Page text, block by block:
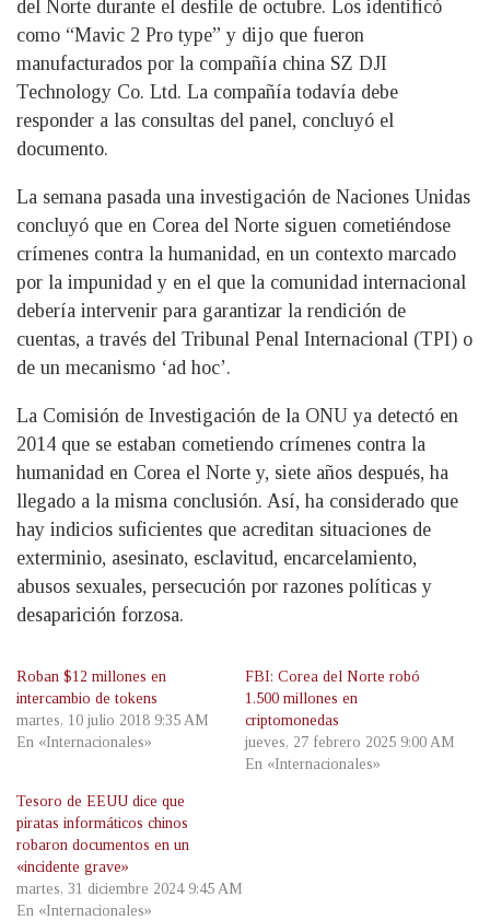
del Norte durante el desfile de octubre. Los identificó
como “Mavic 2 Pro type” y dijo que fueron
manufacturados por la compañía china SZ DJI
Technology Co. Ltd. La compañía todavía debe
responder a las consultas del panel, concluyó el
documento.
La semana pasada una investigación de Naciones Unidas
concluyó que en Corea del Norte siguen cometiéndose
crímenes contra la humanidad, en un contexto marcado
por la impunidad y en el que la comunidad internacional
debería intervenir para garantizar la rendición de
cuentas, a través del Tribunal Penal Internacional (TPI) o
de un mecanismo ‘ad hoc’.
La Comisión de Investigación de la ONU ya detectó en
2014 que se estaban cometiendo crímenes contra la
humanidad en Corea el Norte y, siete años después, ha
llegado a la misma conclusión. Así, ha considerado que
hay indicios suficientes que acreditan situaciones de
exterminio, asesinato, esclavitud, encarcelamiento,
abusos sexuales, persecución por razones políticas y
desaparición forzosa.
Roban $12 millones en
intercambio de tokens
martes, 10 julio 2018 9:35 AM
En «Internacionales»
FBI: Corea del Norte robó
1.500 millones en
criptomonedas
jueves, 27 febrero 2025 9:00 AM
En «Internacionales»
Tesoro de EEUU dice que
piratas informáticos chinos
robaron documentos en un
«incidente grave»
martes, 31 diciembre 2024 9:45 AM
En «Internacionales»